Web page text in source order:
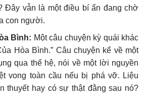
Đây vẫn là một điều bí ẩn đang chờ
con người.
Bình: Một câu chuyện kỳ quái khác
Hòa Bình.” Câu chuyện kể về một
qua thế hệ, nói về một lời nguyền
vong toàn cầu nếu bị phá vỡ. Liệu
thuyết hay có sự thật đằng sau nó?